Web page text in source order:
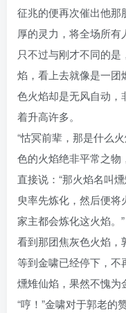
征兆的便再次催出他那
厚的灵力，将全场所有
只不过与刚才不同的
焰，看上去就像是一团
色火焰却是无风自动，
着升高许多。
“怙冥前辈，那是什么
色的火焰绝非平常之物
直接说：“那火焰名叫
臾率先炼化，然后便
家主都会炼化这火焰。”
看到那团焦灰色火焰，
等到金啸已经停下，不
燻雉仙焰，果然不愧为
“哼！”金啸对于郭老的